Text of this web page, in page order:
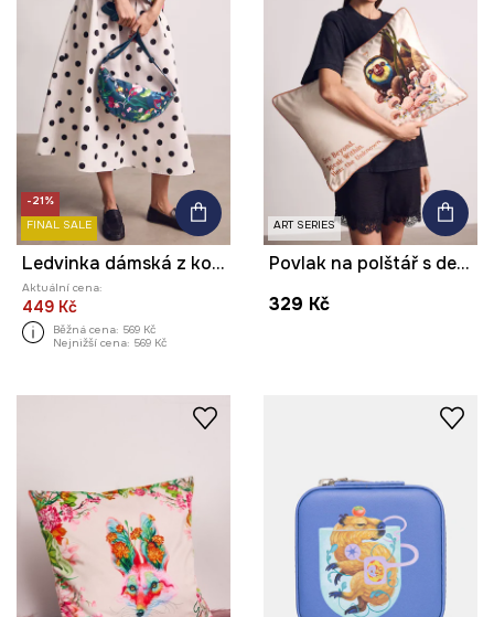
-21%
FINAL SALE
Ledvinka dámská z kolekce Kit Mizeres x Medicine
Aktuální cena:
449 Kč
Běžná cena: 569 Kč
Nejnižší cena: 569 Kč
ART SERIES
Povlak na polštář s dekorací z kolekce Kit Mizeres x Medicine
329 Kč